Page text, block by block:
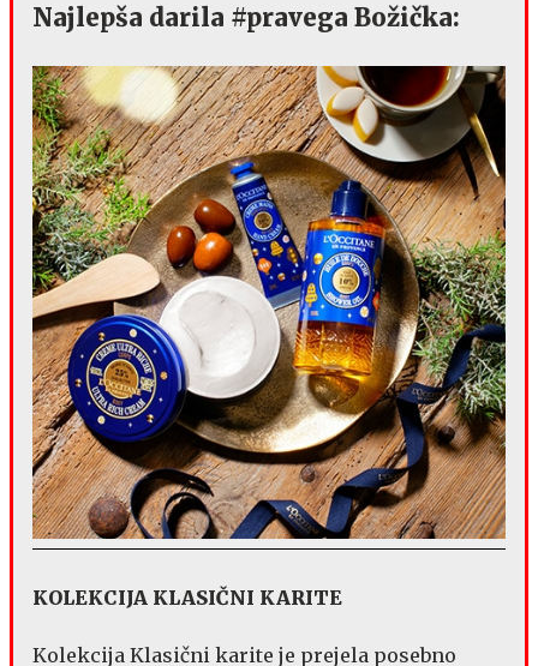
Najlepša darila #pravega Božička:
KOLEKCIJA KLASIČNI KARITE
Kolekcija Klasični karite je prejela posebno